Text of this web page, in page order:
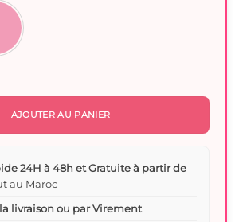
Rotatif 360° en Nylon – Kit de Nettoyage Biberons
AJOUTER AU PANIER
24H à 48h et Gratuite à partir de
au Maroc
livraison ou par Virement